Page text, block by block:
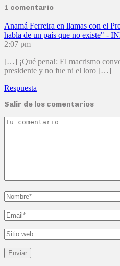
1 comentario
Anamá Ferreira en llamas con el
habla de un país que no existe" -
2:07 pm
[…] ¡Qué pena!: El macrismo
presidente y no fue ni el loro […]
Respuesta
Salir de los comentarios